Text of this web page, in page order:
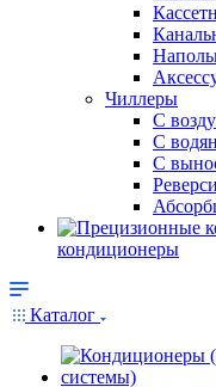
Чиллеры
С
С
С
кондиционеры
Каталог